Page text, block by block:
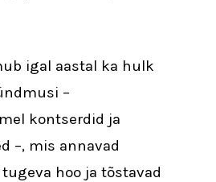
igal aastal ka hulk
–
kontserdid ja
–, mis annavad
hoo ja tõstavad